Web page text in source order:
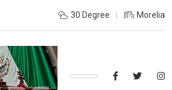
CONVOCATORIA DE NUEVO
30 Degree Morelia